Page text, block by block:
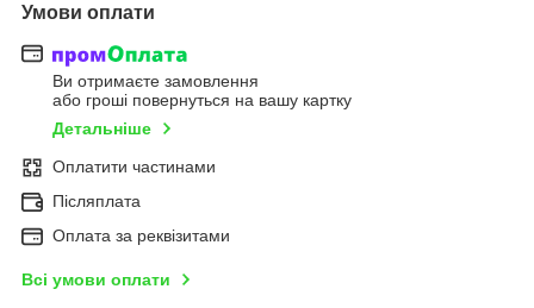
Умови оплати
Ви отримаєте замовлення
або гроші повернуться на вашу картку
Детальніше
Оплатити частинами
Післяплата
Оплата за реквізитами
Всі умови оплати